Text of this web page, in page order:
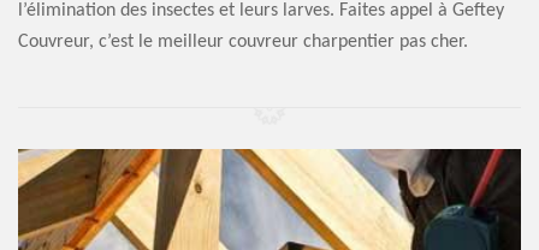
l’élimination des insectes et leurs larves. Faites appel à Geftey
Couvreur, c’est le meilleur couvreur charpentier pas cher.